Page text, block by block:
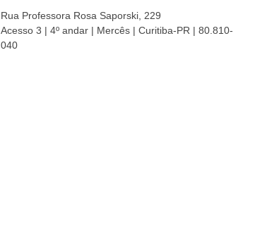
Rua Professora Rosa Saporski, 229
Acesso 3 | 4º andar | Mercês | Curitiba-PR | 80.810-
040